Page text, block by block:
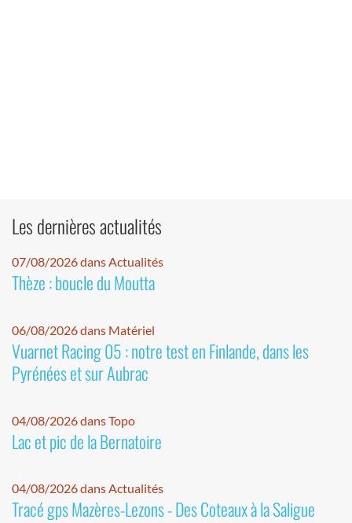
Les dernières actualités
07/08/2026 dans Actualités
Thèze : boucle du Moutta
06/08/2026 dans Matériel
Vuarnet Racing 05 : notre test en Finlande, dans les
Pyrénées et sur Aubrac
04/08/2026 dans Topo
Lac et pic de la Bernatoire
04/08/2026 dans Actualités
Tracé gps Mazères-Lezons - Des Coteaux à la Saligue